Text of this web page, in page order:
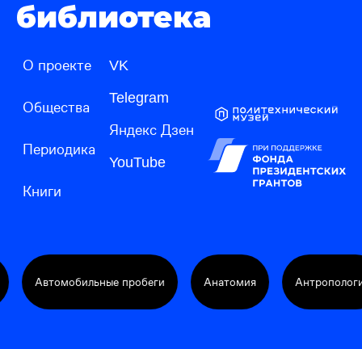
библиотека
О проекте
Общества
Периодика
Книги
VK
Telegram
Яндекс Дзен
YouTube
пробеги Анатомия Антропология